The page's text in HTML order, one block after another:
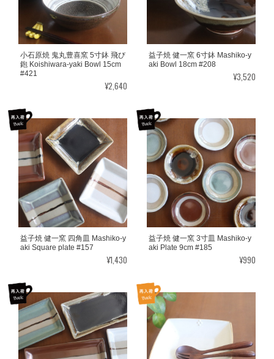
小石原焼 鬼丸豊喜窯 5寸鉢 飛び
鉋 Koishiwara-yaki Bowl 15cm
#421
¥2,640
益子焼 健一窯 6寸鉢 Mashiko-y
aki Bowl 18cm #208
¥3,520
益子焼 健一窯 四角皿 Mashiko-y
aki Square plate #157
¥1,430
益子焼 健一窯 3寸皿 Mashiko-y
aki Plate 9cm #185
¥990